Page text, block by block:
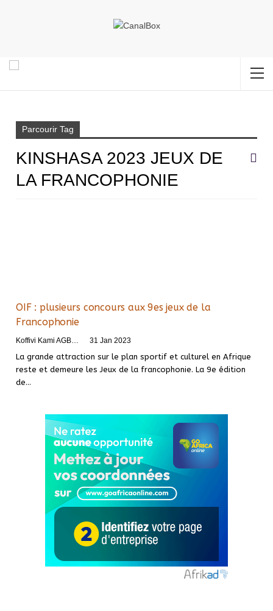
Parcourir Tag
KINSHASA 2023 JEUX DE
LA FRANCOPHONIE
OIF : plusieurs concours aux 9es jeux de la
Francophonie
31 Jan 2023
La grande attraction sur le plan sportif et culturel en Afrique
reste et demeure les Jeux de la francophonie. La 9e édition
de…